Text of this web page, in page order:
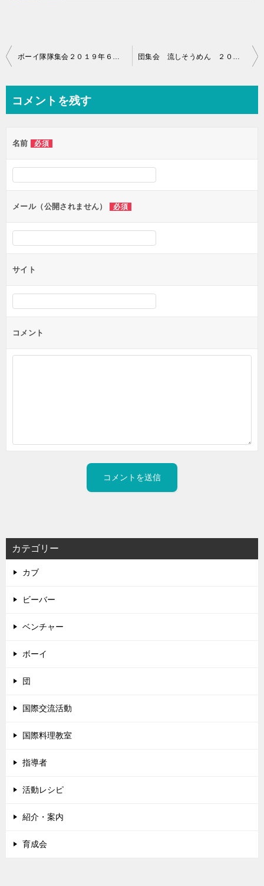
投
ビ
ー
シ
ン
ボーイ隊隊集会２０１９年６月２３日 団集会 流しそうめん ２０１９年８月１７日
コメントを残す
名前 必須
メール（公開されません） 必須
サイト
コメント
カテゴリー
カブ
ビーバー
ベンチャー
ボーイ
団
国際交流活動
国際料理教室
指導者
活動レシピ
紹介・案内
育成会